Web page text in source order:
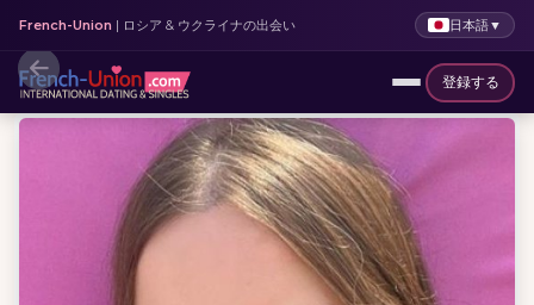
French-Union | ロシア & ウクライナの出会い 日本語▼
登録する